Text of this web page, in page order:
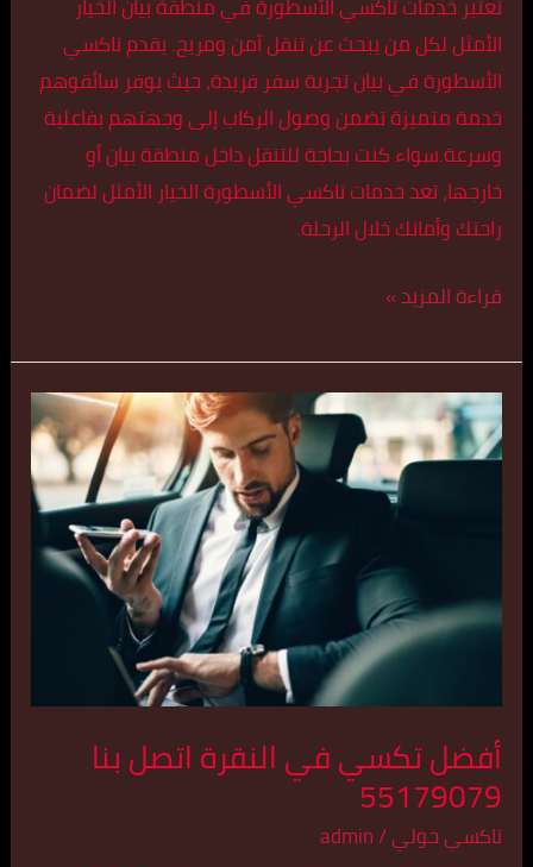
الأمثل لكل من يبحث عن تنقل آمن ومريح. يقدم تاكسي
الأسطورة في بيان تجربة سفر فريدة، حيث يوفر سائقوهم
خدمة متميزة تضمن وصول الركاب إلى وجهتهم بفاعلية
وسرعة.سواء كنت بحاجة للتنقل داخل منطقة بيان أو
خارجها، تعد خدمات تاكسي الأسطورة الخيار الأمثل لضمان
راحتك وأمانك خلال الرحلة.
قراءة المزيد »
أفضل تكسي في النقرة اتصل بنا
55179079
تاكسي حولي/
admin
أفضل
تكسي
بنا
55179079